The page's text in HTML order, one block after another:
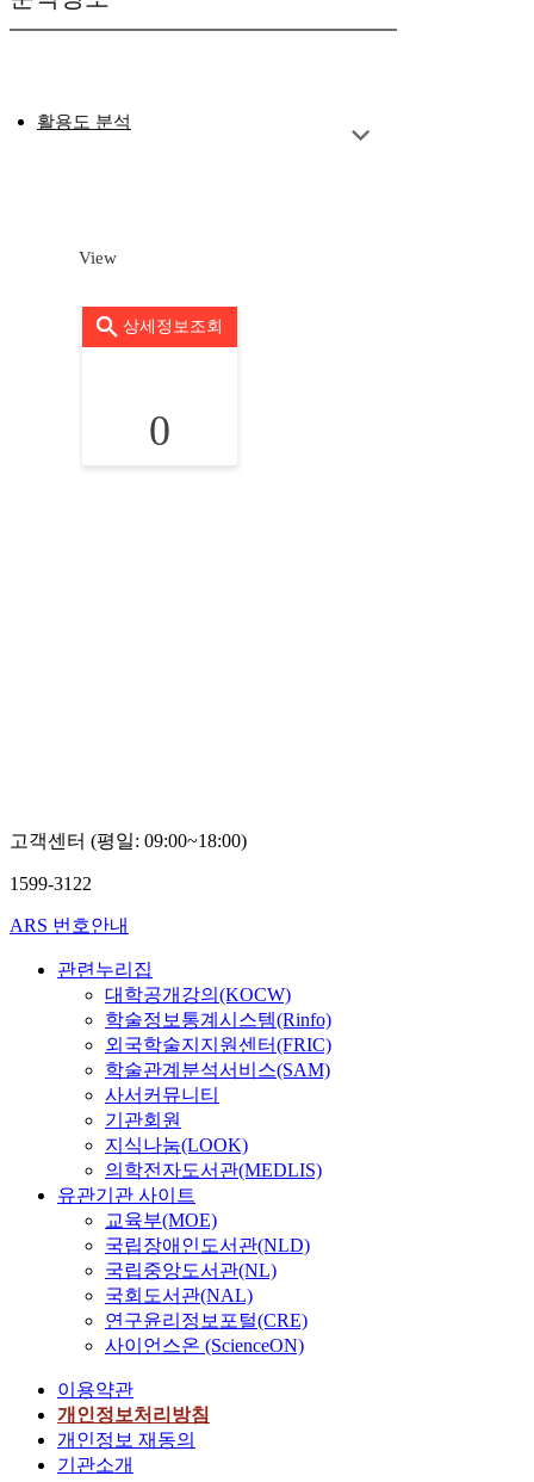
활용도 분석
View
상세정보조회
0
고객센터 (평일: 09:00~18:00)
1599-3122
ARS 번호안내
관련누리집
대학공개강의(KOCW)
학술정보통계시스템(Rinfo)
외국학술지지원센터(FRIC)
학술관계분석서비스(SAM)
사서커뮤니티
기관회원
지식나눔(LOOK)
의학전자도서관(MEDLIS)
유관기관 사이트
교육부(MOE)
국립장애인도서관(NLD)
국립중앙도서관(NL)
국회도서관(NAL)
연구윤리정보포털(CRE)
사이언스온 (ScienceON)
이용약관
개인정보처리방침
개인정보 재동의
기관소개